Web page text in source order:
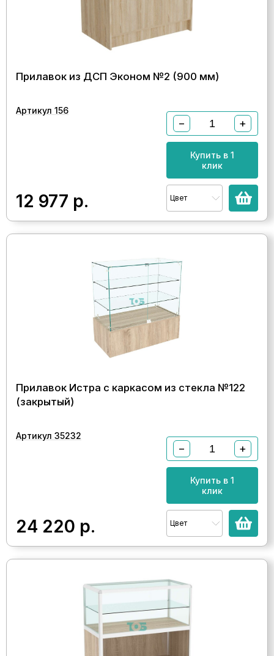
Прилавок из ДСП Эконом №2 (900 мм)
Артикул 156
12 977 р.
− +
Купить в 1
клик
Цвет
Прилавок Истра с каркасом из стекла №122
(закрытый)
Артикул 35232
24 220 р.
− +
Купить в 1
клик
Цвет